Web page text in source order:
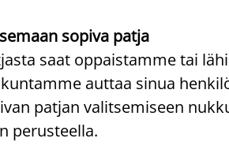
sopiva patja
saat oppaistamme tai
auttaa sinua
patjan valitsemiseen
perusteella.